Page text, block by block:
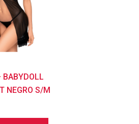
BABYDOLL
NEGRO S/M